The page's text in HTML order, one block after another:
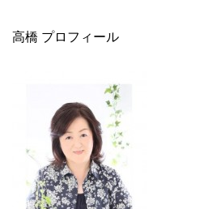
高橋 プロフィール